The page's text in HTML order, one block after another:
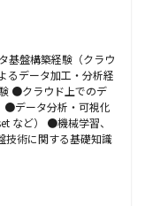
基盤構築経験（クラウ
るデータ加工・分析経
●クラウド上でのデ
●データ分析・可視化
など） ●機械学習、
技術に関する基礎知識